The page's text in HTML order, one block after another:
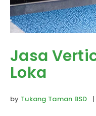
Jasa
Loka
by Tukang Taman BSD |